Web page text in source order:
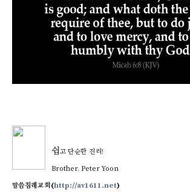
쉽고 단순한 진리!
Brother. Peter Yoon
말씀침례교회(http://av1611.net)